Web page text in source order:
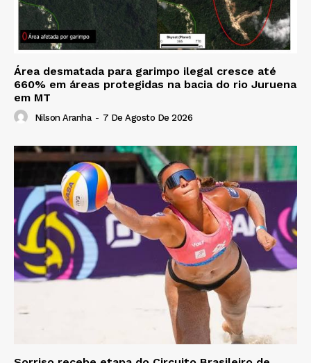
Área desmatada para garimpo ilegal cresce até
660% em áreas protegidas na bacia do rio Juruena
em MT
Nilson Aranha - 7 De Agosto De 2026